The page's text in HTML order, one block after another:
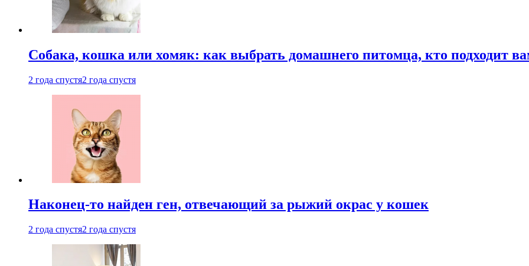
Собака, кошка или хомяк: как выбрать домашнего питомца, кто подходит
2 года спустя2 года спустя
Наконец-то найден ген, отвечающий за рыжий окрас у кошек
2 года спустя2 года спустя